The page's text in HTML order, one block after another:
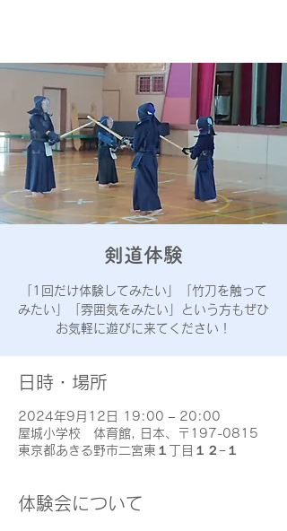
剣道体験
「1回だけ体験してみたい」「竹刀を触って
みたい」「雰囲気をみたい」という方もぜひ
お気軽に遊びに来てください！
日時・場所
2024年9月12日 19:00 – 20:00
屋城小学校 体育館, 日本、〒197-0815
東京都あきる野市二宮東１丁目１２−１
体験会について